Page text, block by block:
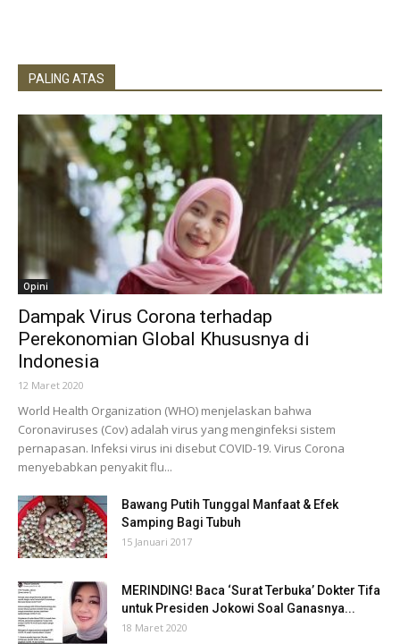
PALING ATAS
Opini
Dampak Virus Corona terhadap
Perekonomian Global Khususnya di
Indonesia
12 Maret 2020
World Health Organization (WHO) menjelaskan bahwa
Coronaviruses (Cov) adalah virus yang menginfeksi sistem
pernapasan. Infeksi virus ini disebut COVID-19. Virus Corona
menyebabkan penyakit flu...
Bawang Putih Tunggal Manfaat & Efek
Samping Bagi Tubuh
15 Januari 2017
MERINDING! Baca ‘Surat Terbuka’ Dokter Tifa
untuk Presiden Jokowi Soal Ganasnya...
18 Maret 2020